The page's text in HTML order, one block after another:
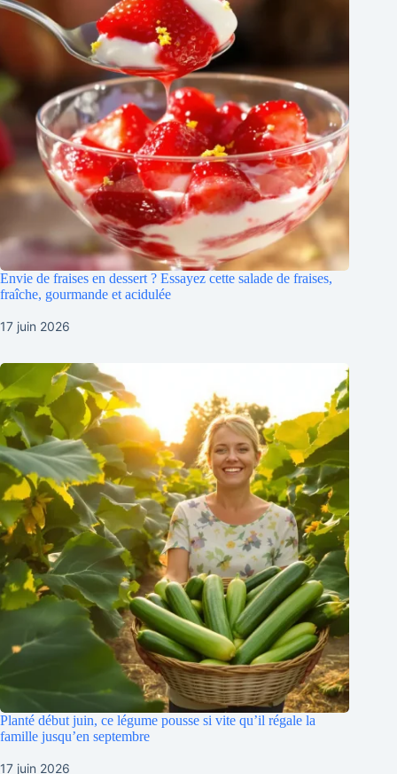
Envie de fraises en dessert ? Essayez cette salade de fraises,
fraîche, gourmande et acidulée
17 juin 2026
Planté début juin, ce légume pousse si vite qu’il régale la
famille jusqu’en septembre
17 juin 2026